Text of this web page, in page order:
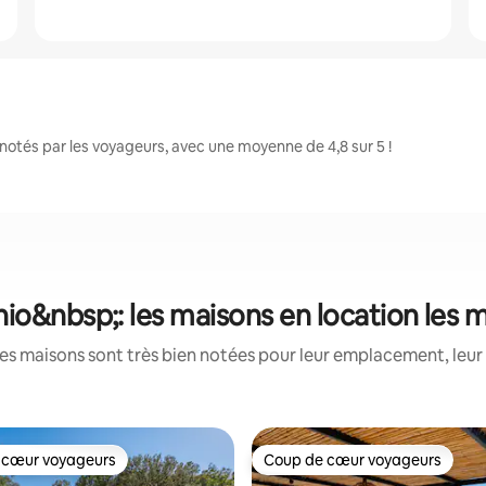
par les voyageurs, avec une moyenne de 4,8 sur 5 !
les maisons en location les
maisons sont très bien notées pour leur emplacement,
cœur voyageurs
voyageurs Coup de cœur voyageurs
Coup de cœur voyageurs